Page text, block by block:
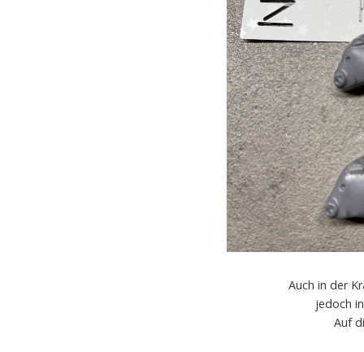
Auch in der
jedoch
Auf